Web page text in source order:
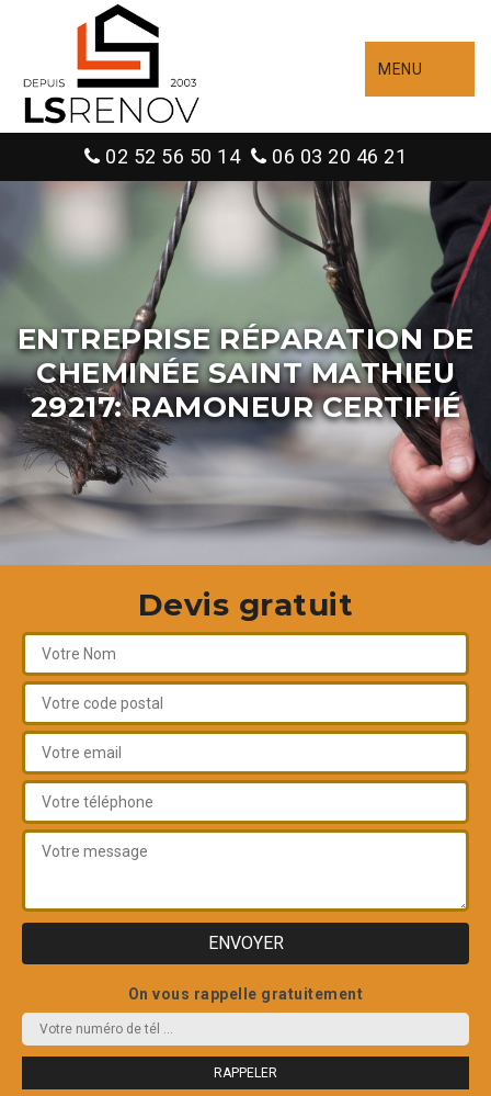
MENU
02 52 56 50 14 06 03 20 46 21
ENTREPRISE RÉPARATION DE
CHEMINÉE SAINT MATHIEU
29217: RAMONEUR CERTIFIÉ
Devis gratuit
On vous rappelle gratuitement